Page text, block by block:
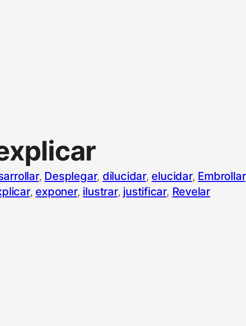
, Desplegar, dilucidar, elucidar, Embrollar
, exponer, ilustrar, justificar, Revelar